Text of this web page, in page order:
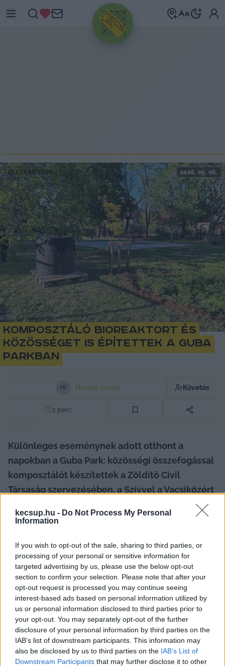
kecsup.hu - Do Not Process My Personal
Information
If you wish to opt-out of the sale, sharing to third parties, or
processing of your personal or sensitive information for
targeted advertising by us, please use the below opt-out
section to confirm your selection. Please note that after your
opt-out request is processed you may continue seeing
interest-based ads based on personal information utilized by
us or personal information disclosed to third parties prior to
your opt-out. You may separately opt-out of the further
disclosure of your personal information by third parties on the
IAB’s list of downstream participants. This information may
also be disclosed by us to third parties on the IAB’s List of
Downstream Participants that may further disclose it to other
HIRDETÉS
KECSKEMÉTEN 2026. 05. 06.
Komposztáló bioreaktort és
közösséget is építettek a Guba
Parkban
H Hraskó István Követés
2 perc
Különleges eseménynek adott otthont a
napokban a Guba Park: közösségi összefogással
komposztálót készítettek a Zöldítő Civil
Társaság szervezésében, a Szívvel a Vacsiközért
Egyesület által rendezett Vacsiközi Növény- és
Palánta Csere-Bere részeként.
Május 2-án a komposzt készítő workshop során
nemcsak bemutatták a különleges
komposztálási módszert a Guba Parkban, hanem
a résztvevőkkel együtt, lépésről lépésre fel is
építették a bioreaktort. A folyamatot a Zöldítő
részéről Fekete László vezette, aki ismertette az
úgynevezett Johnson–Su bioreaktor működését
és gyakorlati tanácsokkal segítette az
érdeklődőket az otthoni komposztálás terén.